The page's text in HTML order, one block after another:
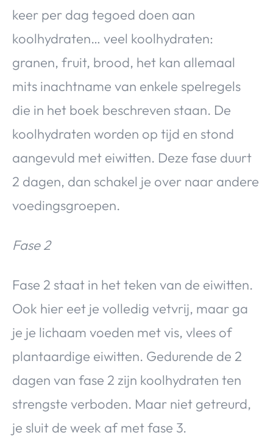
keer per dag tegoed doen aan
koolhydraten… veel koolhydraten:
granen, fruit, brood, het kan allemaal
mits inachtname van enkele spelregels
die in het boek beschreven staan. De
koolhydraten worden op tijd en stond
aangevuld met eiwitten. Deze fase duurt
2 dagen, dan schakel je over naar andere
voedingsgroepen.
Fase 2
Fase 2 staat in het teken van de eiwitten.
Ook hier eet je volledig vetvrij, maar ga
je je lichaam voeden met vis, vlees of
plantaardige eiwitten. Gedurende de 2
dagen van fase 2 zijn koolhydraten ten
strengste verboden. Maar niet getreurd,
je sluit de week af met fase 3.